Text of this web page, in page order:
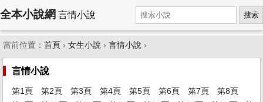
全本小說網 言情小說 搜索
當前位置： 首頁 › 女生小說 › 言情小說 ›
言情小說
第1頁 第2頁 第3頁 第4頁 第5頁 第6頁 第7頁
第8頁